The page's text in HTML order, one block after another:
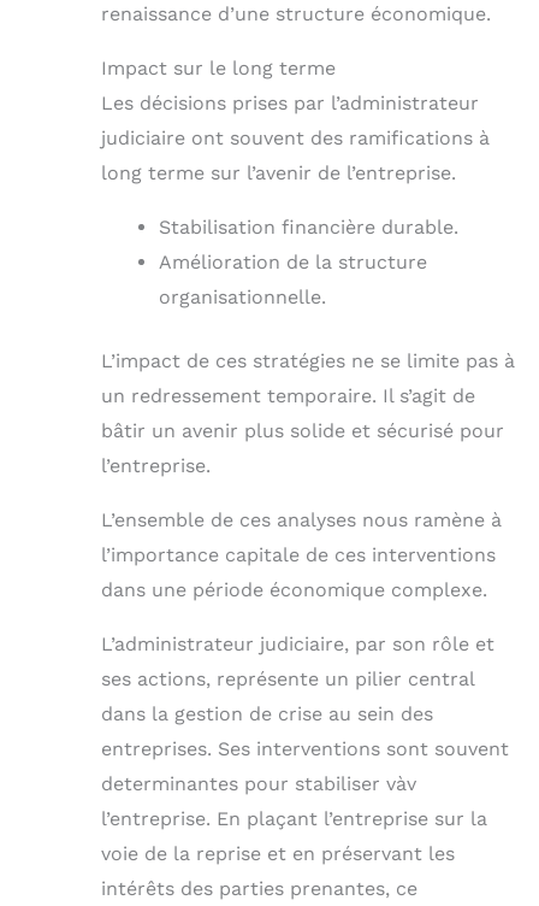
renaissance d’une structure économique.
Impact sur le long terme
Les décisions prises par l’administrateur
judiciaire ont souvent des ramifications à
long terme sur l’avenir de l’entreprise.
Stabilisation financière durable.
Amélioration de la structure
organisationnelle.
L’impact de ces stratégies ne se limite pas à
un redressement temporaire. Il s’agit de
bâtir un avenir plus solide et sécurisé pour
l’entreprise.
L’ensemble de ces analyses nous ramène à
l’importance capitale de ces interventions
dans une période économique complexe.
L’administrateur judiciaire, par son rôle et
ses actions, représente un pilier central
dans la gestion de crise au sein des
entreprises. Ses interventions sont souvent
determinantes pour stabiliser vàv
l’entreprise. En plaçant l’entreprise sur la
voie de la reprise et en préservant les
intérêts des parties prenantes, ce